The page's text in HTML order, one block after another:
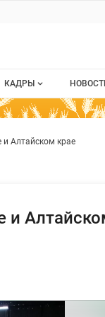
КАДРЫ
Все вакансии
Все резюме
в
Алтайском крае
и